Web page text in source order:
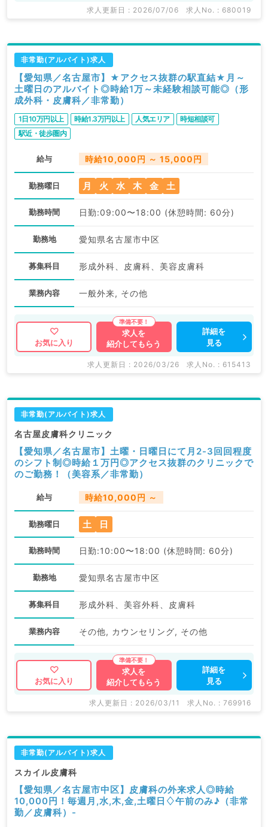
求人更新日 : 2026/07/06 求人No. : 680019
非常勤(アルバイト)求人
【愛知県／名古屋市】★アクセス抜群の駅直結★月～
土曜日のアルバイト◎時給1万～未経験相談可能◎（形
成外科・皮膚科／非常勤）
1日10万円以上 時給1.3万円以上 人気エリア
時短相談可
駅近・徒歩圏内
給与 時給10,000円 ～ 15,000円
勤務曜日 月 火 水 木 金 土
勤務時間 日勤:09:00〜18:00 (休憩時間: 60分)
勤務地 愛知県名古屋市中区
募集科目 形成外科、皮膚科、美容皮膚科
業務内容 一般外来, その他
お気に入り
求人を
紹介してもらう
詳細を
見る
求人更新日 : 2026/03/26 求人No. : 615413
非常勤(アルバイト)求人
名古屋皮膚科クリニック
【愛知県／名古屋市】土曜・日曜日にて月2-3回回程度
のシフト制◎時給１万円◎アクセス抜群のクリニックで
のご勤務！（美容系／非常勤）
給与 時給10,000円 ～
勤務曜日 土 日
勤務時間 日勤:10:00〜18:00 (休憩時間: 60分)
勤務地 愛知県名古屋市中区
募集科目 形成外科、美容外科、皮膚科
業務内容 その他, カウンセリング, その他
お気に入り
求人を
紹介してもらう
詳細を
見る
求人更新日 : 2026/03/11 求人No. : 769916
非常勤(アルバイト)求人
スカイル皮膚科
【愛知県／名古屋市中区】皮膚科の外来求人◎時給
10,000円！毎週月,水,木,金,土曜日♢午前のみ♪（非常
勤／皮膚科）-